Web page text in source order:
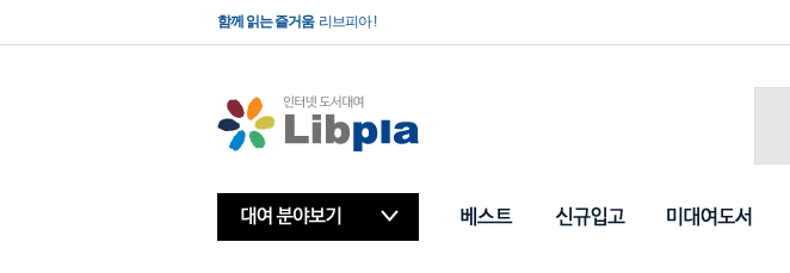
함께 읽는 즐거움리브피아 !
빌려보는 책방리브피아 !